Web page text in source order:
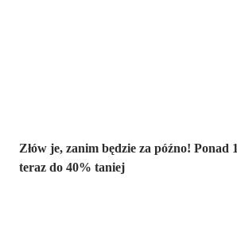
Złów je, zanim będzie za późno! Ponad
teraz do 40% taniej